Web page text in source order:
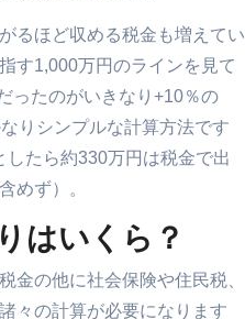
るほど収める税金も増えてい
す1,000万円のラインを見て
ったのがいきなり+10％の
りシンプルな計算方法です
たら約330万円は税金で出
めず）。
はいくら？
金の他に社会保険や住民税、
々の計算が必要になります